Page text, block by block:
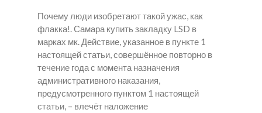
Почему люди изобретают такой ужас, как
флакка!. Самара купить закладку LSD в
марках мк. Действие, указанное в пункте 1
настоящей статьи, совершённое повторно в
течение года с момента назначения
административного наказания,
предусмотренного пунктом 1 настоящей
статьи, – влечёт наложение